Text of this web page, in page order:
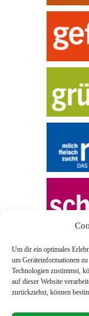
Um dir ein optimales
um Geräteinformationen
Technologien zustimmst,
auf dieser Website
zurückziehst, können